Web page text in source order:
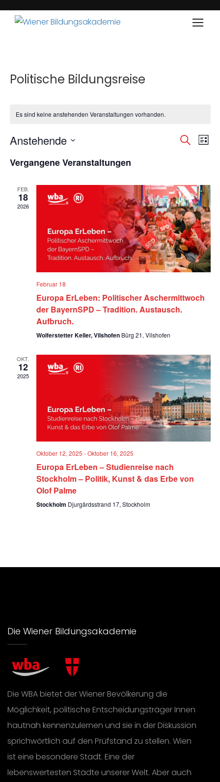
Politische Bildungsreise
Es sind keine anstehenden Veranstaltungen vorhanden.
und
SUCHELISTE
Anstehende
wählen.
Vergangene Veranstaltungen
FEB.
18
2026
Februar 18
Europa ErLeben: Politischer Aschermittwoch
der BayernSPD – Tradition. Austausch.
Aufbruch.
Wolferstetter Keller, Vilshofen Bürg 21, Vilshofen
OKT.
12
2025
Oktober 12, 2025 -Oktober 16, 2025
Europa ErLeben – Studienreise nach
Stockholm – Politik, Kunst & das Erbe von
Olof Palme
Stockholm Djurgårdsstrand 17, Stockholm
Die Wiener Bildungsakademie
Die WBA bietet der Wiener Bevölkerung die
Möglichkeit, politische Entscheidungsträger Innen
hautnah kennenzulernen und sie in der Diskussion
sprichwörtlich auf den Prüfstand zu stellen. Wien
ist eine besondere Stadt. Eine der
lebenswertesten Städte unserer Welt. Aber auch